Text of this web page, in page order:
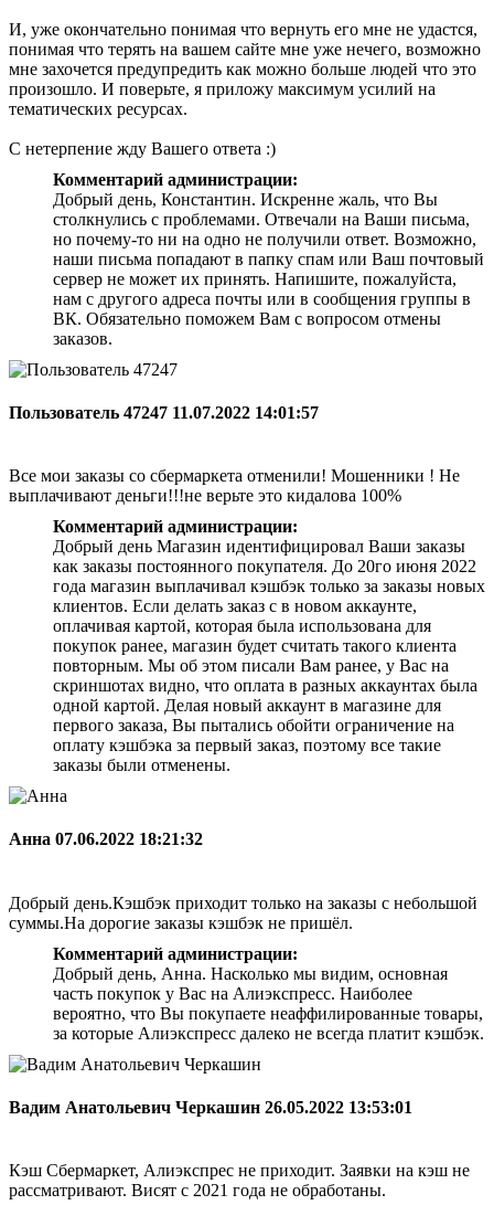
И, уже окончательно понимая что вернуть его мне не удастся,
понимая что терять на вашем сайте мне уже нечего, возможно
мне захочется предупредить как можно больше людей что это
произошло. И поверьте, я приложу максимум усилий на
тематических ресурсах.
С нетерпение жду Вашего ответа :)
Комментарий администрации:
Добрый день, Константин. Искренне жаль, что Вы
столкнулись с проблемами. Отвечали на Ваши письма,
но почему-то ни на одно не получили ответ. Возможно,
наши письма попадают в папку спам или Ваш почтовый
сервер не может их принять. Напишите, пожалуйста,
нам с другого адреса почты или в сообщения группы в
ВК. Обязательно поможем Вам с вопросом отмены
заказов.
Пользователь 47247 11.07.2022 14:01:57
Все мои заказы со сбермаркета отменили! Мошенники ! Не
выплачивают деньги!!!не верьте это кидалова 100%
Комментарий администрации:
Добрый день Магазин идентифицировал Ваши заказы
как заказы постоянного покупателя. До 20го июня 2022
года магазин выплачивал кэшбэк только за заказы новых
клиентов. Если делать заказ с в новом аккаунте,
оплачивая картой, которая была использована для
покупок ранее, магазин будет считать такого клиента
повторным. Мы об этом писали Вам ранее, у Вас на
скриншотах видно, что оплата в разных аккаунтах была
одной картой. Делая новый аккаунт в магазине для
первого заказа, Вы пытались обойти ограничение на
оплату кэшбэка за первый заказ, поэтому все такие
заказы были отменены.
Анна 07.06.2022 18:21:32
Добрый день.Кэшбэк приходит только на заказы с небольшой
суммы.На дорогие заказы кэшбэк не пришёл.
Комментарий администрации:
Добрый день, Анна. Насколько мы видим, основная
часть покупок у Вас на Алиэкспресс. Наиболее
вероятно, что Вы покупаете неаффилированные товары,
за которые Алиэкспресс далеко не всегда платит кэшбэк.
Вадим Анатольевич Черкашин 26.05.2022 13:53:01
Кэш Сбермаркет, Алиэкспрес не приходит. Заявки на кэш не
рассматривают. Висят с 2021 года не обработаны.